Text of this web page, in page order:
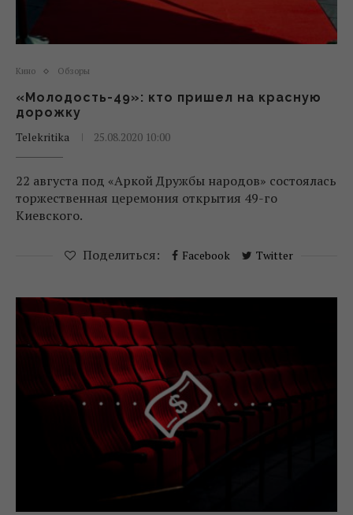
Кино Обзоры
«Молодость-49»: кто пришел на красную
дорожку
Telekritika
25.08.2020 10:00
22 августа под «Аркой Дружбы народов» состоялась
торжественная церемония открытия 49-го
Киевского.
Поделиться: Facebook Twitter